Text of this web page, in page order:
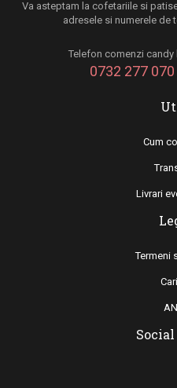
Va asteptam la cofetariile si
adresele si numerele de
Telefon comenzi candy
0732 277 070
Cum
Livrari
Termeni